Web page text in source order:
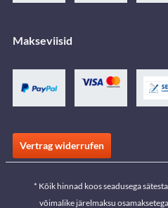
Makseviisid
Vertrag widerrufen
* Kõik hinnad koos seadusega
võimalike järelmaksu